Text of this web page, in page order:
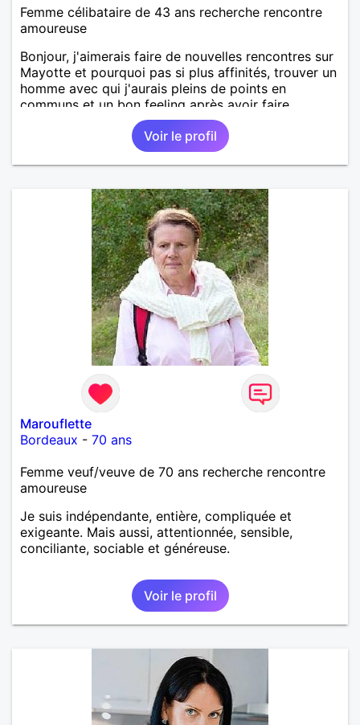
Femme célibataire de 43 ans recherche rencontre
amoureuse
Bonjour, j'aimerais faire de nouvelles rencontres sur
Mayotte et pourquoi pas si plus affinités, trouver un
homme avec qui j'aurais pleins de points en
communs et un bon feeling après avoir faire
connaissance bien sûr.
Voir le profil
Marouflette
Bordeaux - 70 ans
Femme veuf/veuve de 70 ans recherche rencontre
amoureuse
Je suis indépendante, entière, compliquée et
exigeante. Mais aussi, attentionnée, sensible,
conciliante, sociable et généreuse.
Voir le profil